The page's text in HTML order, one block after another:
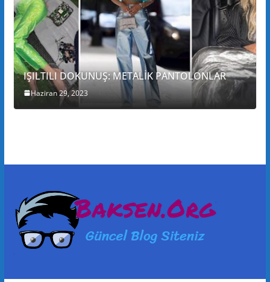
IŞILTILI DOKUNUŞ: METALİK PANTOLONLAR
Haziran 29, 2023